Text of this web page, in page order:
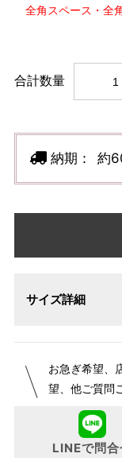
全角スペース・全
合計数量
納期： 約
サイズ詳細
が変更になりまし
らよりお召しにな
について詳細をお
お急ぎ希望、
望、他ご質問
LINEで問合